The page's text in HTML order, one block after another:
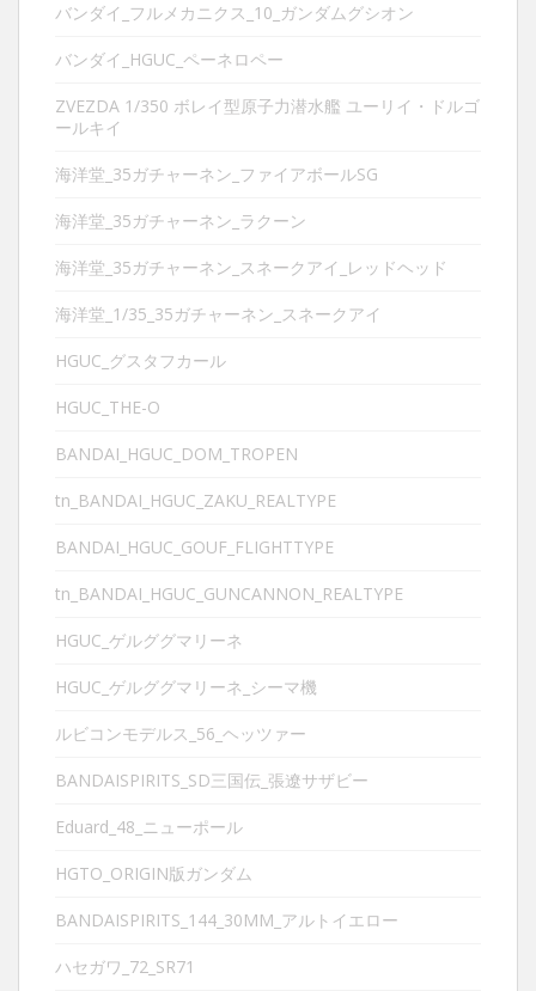
バンダイ_フルメカニクス_10_ガンダムグシオン
バンダイ_HGUC_ペーネロペー
ZVEZDA 1/350 ボレイ型原子力潜水艦 ユーリイ・ドルゴ
ールキイ
海洋堂_35ガチャーネン_ファイアボールSG
海洋堂_35ガチャーネン_ラクーン
海洋堂_35ガチャーネン_スネークアイ_レッドヘッド
海洋堂_1/35_35ガチャーネン_スネークアイ
HGUC_グスタフカール
HGUC_THE-O
BANDAI_HGUC_DOM_TROPEN
tn_BANDAI_HGUC_ZAKU_REALTYPE
BANDAI_HGUC_GOUF_FLIGHTTYPE
tn_BANDAI_HGUC_GUNCANNON_REALTYPE
HGUC_ゲルググマリーネ
HGUC_ゲルググマリーネ_シーマ機
ルビコンモデルス_56_ヘッツァー
BANDAISPIRITS_SD三国伝_張遼サザビー
Eduard_48_ニューポール
HGTO_ORIGIN版ガンダム
BANDAISPIRITS_144_30MM_アルトイエロー
ハセガワ_72_SR71